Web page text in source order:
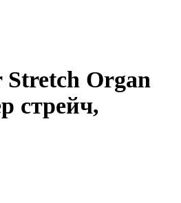
Organ
стрейч,